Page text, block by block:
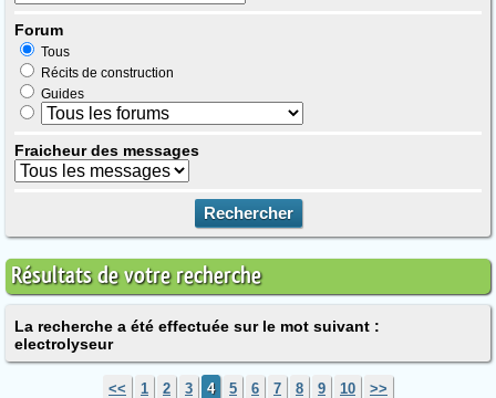
Forum
Tous
Récits de construction
Guides
Fraicheur des messages
Résultats de votre recherche
La recherche a été effectuée sur le mot suivant :
electrolyseur
<< 1 2 3 4 5 6 7 8 9 10 >>